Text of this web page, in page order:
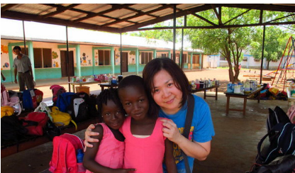
擴
展
的
動
脈
｜
劉
彤